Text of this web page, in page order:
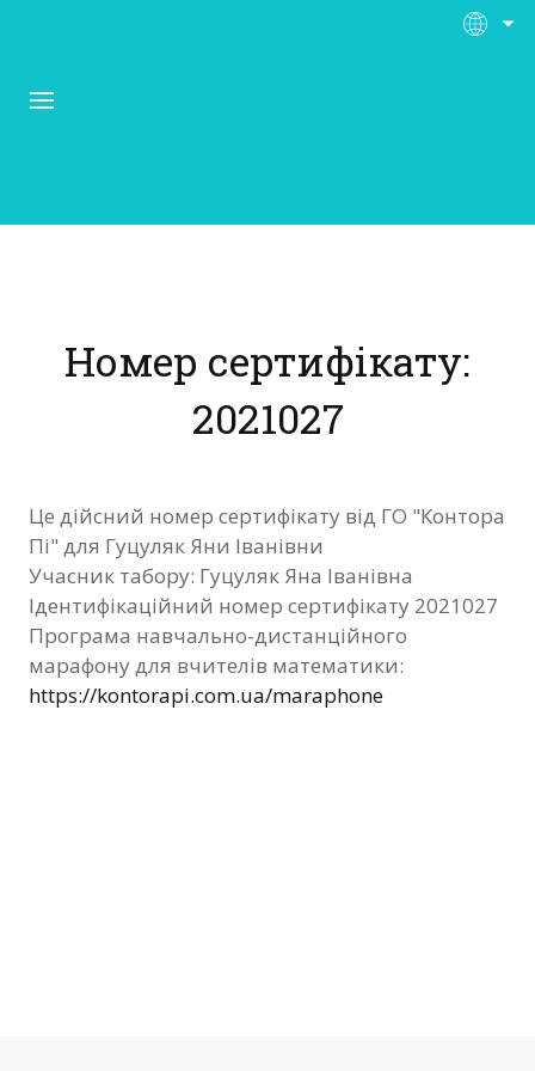
Матеріали
Нас підтримують
Фотозвіт
Видані сертифікати
Контакти
Номер сертифікату:
2021027
Це дійсний номер сертифікату від ГО "Контора
Пі" для Гуцуляк Яни Іванівни
Учасник табору: Гуцуляк Яна Іванівна
Ідентифікаційний номер сертифікату 2021027
Програма навчально-дистанційного
марафону для вчителів математики:
https://kontorapi.com.ua/maraphone